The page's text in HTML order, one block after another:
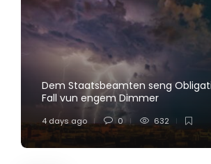
Dem Staatsbeamten seng
Fall vun engem Dimmer
4 days ago 0 632